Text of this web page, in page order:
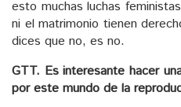
esto muchas luchas
ni el matrimonio tienen
dices que no, es no.
GTT. Es interesante hacer
por este mundo de la